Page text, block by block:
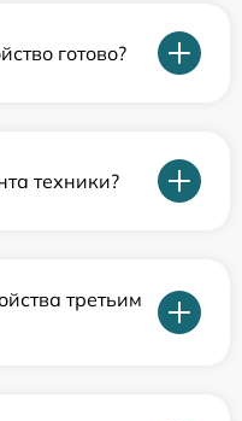
готово?
техники?
третьим